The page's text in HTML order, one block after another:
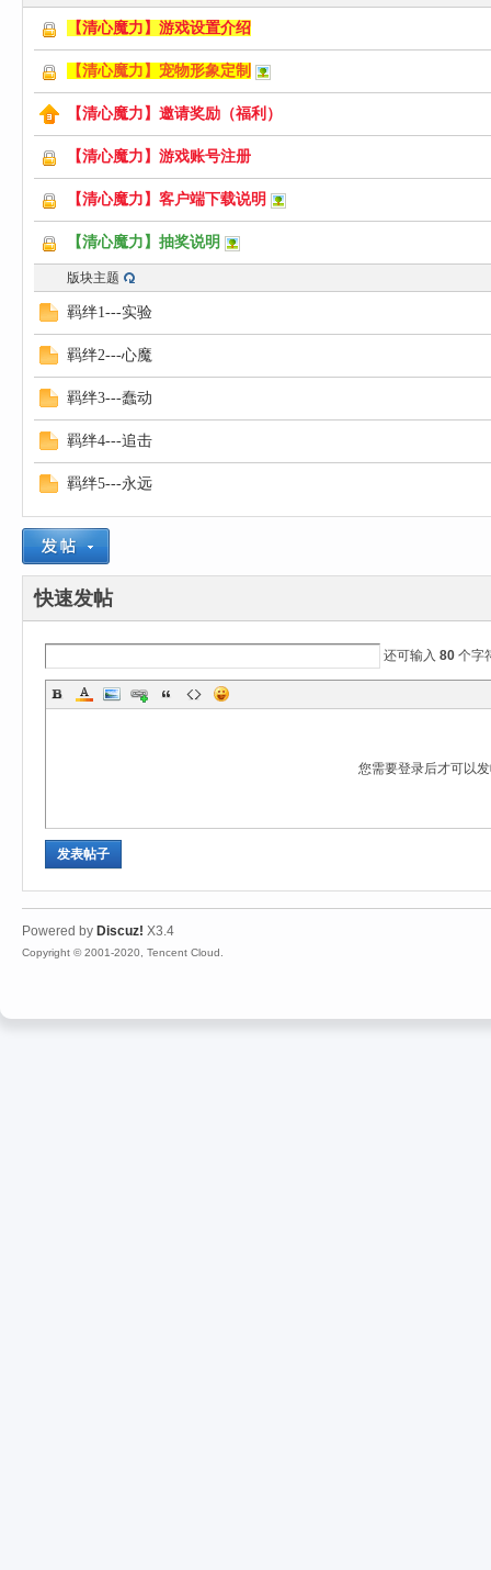
【清心魔力】游戏设置介绍
【清心魔力】宠物形象定制
【清心魔力】邀请奖励（福利）
【清心魔力】游戏账号注册
【清心魔力】客户端下载说明
【清心魔力】抽奖说明
版块主题
羁绊1---实验
羁绊2---心魔
羁绊3---蠢动
羁绊4---追击
羁绊5---永远
快速发帖
还可输入 80 个字
您需要登录后才可以
发表帖子
Powered by Discuz! X3.4
Copyright © 2001-2020, Tencent Cloud.